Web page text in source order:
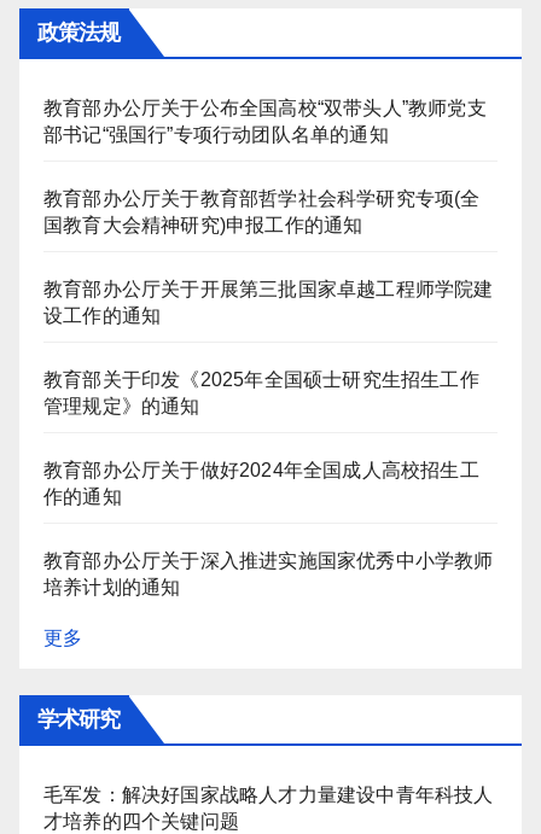
政策法规
教育部办公厅关于公布全国高校“双带头人”教师党支
部书记“强国行”专项行动团队名单的通知
教育部办公厅关于教育部哲学社会科学研究专项(全
国教育大会精神研究)申报工作的通知
教育部办公厅关于开展第三批国家卓越工程师学院建
设工作的通知
教育部关于印发《2025年全国硕士研究生招生工作
管理规定》的通知
教育部办公厅关于做好2024年全国成人高校招生工
作的通知
教育部办公厅关于深入推进实施国家优秀中小学教师
培养计划的通知
更多
学术研究
毛军发：解决好国家战略人才力量建设中青年科技人
才培养的四个关键问题